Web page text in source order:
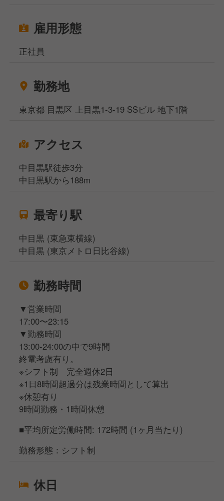
雇用形態
正社員
勤務地
東京都 目黒区 上目黒1-3-19 SSビル 地下1階
アクセス
中目黒駅徒歩3分
中目黒駅から188m
最寄り駅
中目黒 (東急東横線)
中目黒 (東京メトロ日比谷線)
勤務時間
▼営業時間
17:00〜23:15
▼勤務時間
13:00-24:00の中で9時間
終電考慮有り。
※シフト制 完全週休2日
※1日8時間超過分は残業時間として算出
※休憩有り
9時間勤務・1時間休憩
■平均所定労働時間: 172時間 (1ヶ月当たり)
勤務形態：シフト制
休日